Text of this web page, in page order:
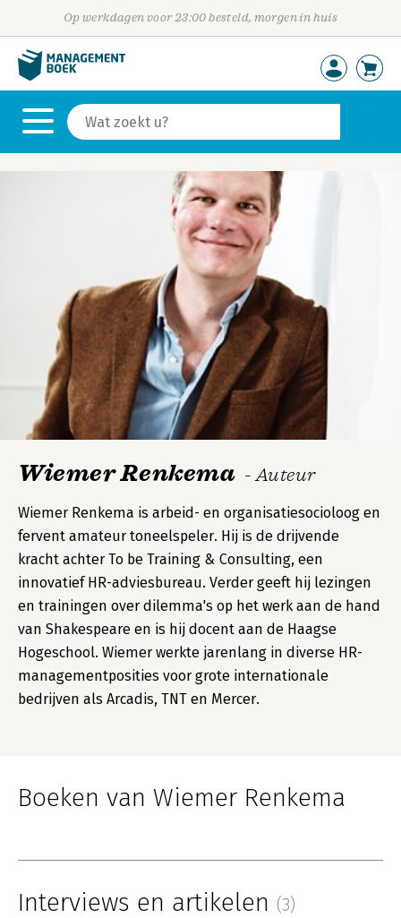
Op werkdagen voor 23:00 besteld, morgen in huis
Wiemer Renkema - Auteur
Wiemer Renkema is arbeid- en organisatiesocioloog en
fervent amateur toneelspeler. Hij is de drijvende
kracht achter To be Training & Consulting, een
innovatief HR-adviesbureau. Verder geeft hij lezingen
en trainingen over dilemma's op het werk aan de hand
van Shakespeare en is hij docent aan de Haagse
Hogeschool. Wiemer werkte jarenlang in diverse HR-
managementposities voor grote internationale
bedrijven als Arcadis, TNT en Mercer.
Boeken van Wiemer Renkema
Interviews en artikelen (3)